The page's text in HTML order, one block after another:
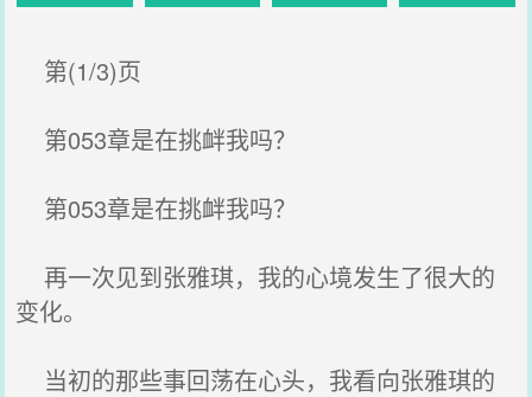
第(1/3)页
第053章是在挑衅我吗？
第053章是在挑衅我吗？
再一次见到张雅琪，我的心境发生了很大的
变化。
当初的那些事回荡在心头，我看向张雅琪的